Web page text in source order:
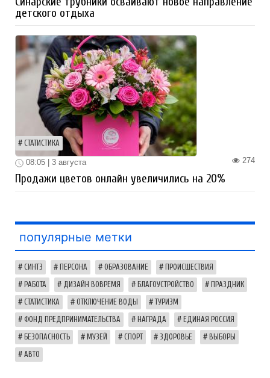
детского отдыха
СТАТИСТИКА
274
08:05 | 3 августа
Продажи цветов онлайн увеличились на 20%
популярные метки
СИНТЗ ПЕРСОНА ОБРАЗОВАНИЕ ПРОИСШЕСТВИЯ
РАБОТА ДИЗАЙН ВОВРЕМЯ БЛАГОУСТРОЙСТВО ПРАЗДНИК
СТАТИСТИКА ОТКЛЮЧЕНИЕ ВОДЫ ТУРИЗМ
ФОНД ПРЕДПРИНИМАТЕЛЬСТВА НАГРАДА ЕДИНАЯ РОССИЯ
БЕЗОПАСНОСТЬ МУЗЕЙ СПОРТ ЗДОРОВЬЕ ВЫБОРЫ
АВТО